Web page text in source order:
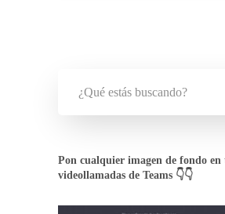
Pon cualquier imagen de fondo en
videollamadas de Teams 👇👇